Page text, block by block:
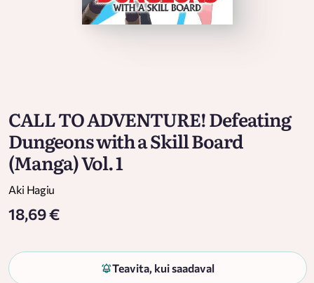
CALL TO ADVENTURE! Defeating
Dungeons with a Skill Board
(Manga) Vol. 1
Aki Hagiu
18,69 €
Teavita, kui saadaval